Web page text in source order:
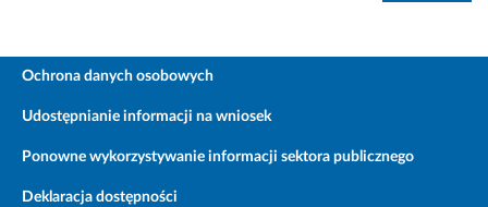
Ochrona danych osobowych
Udostępnianie informacji na wniosek
Ponowne wykorzystywanie informacji sektora publicznego
Deklaracja dostępności